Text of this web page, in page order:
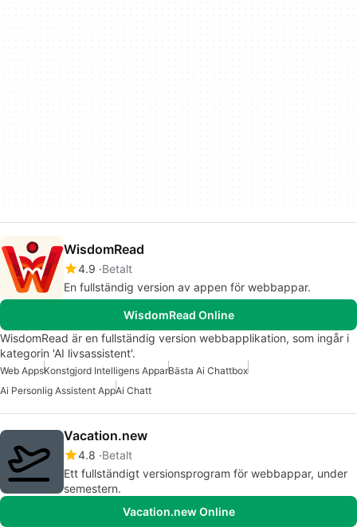
WisdomRead
4.9 Betalt
En fullständig version av appen för webbappar.
WisdomRead Online
WisdomRead är en fullständig version webbapplikation, som ingår i
kategorin 'AI livsassistent'.
Web AppsKonstgjord Intelligens ApparBästa Ai Chattbox
Ai Personlig Assistent AppAi Chatt
Vacation.new
4.8 Betalt
Ett fullständigt versionsprogram för webbappar, under
semestern.
Vacation.new Online